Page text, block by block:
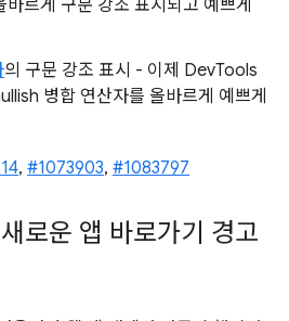
르게 구문 강조 표시되고 예쁘게
의 구문 강조 표시 - 이제 DevTools
병합 연산자를 올바르게 예쁘게
, #1073903, #1083797
로운 앱 바로가기 경고